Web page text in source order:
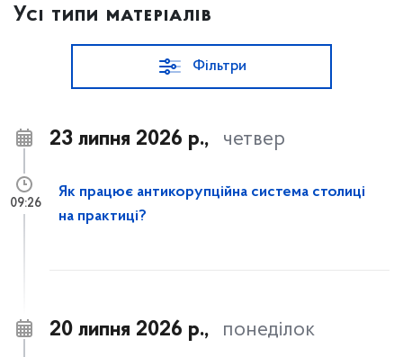
Усі типи матеріалів
Фільтри
23 липня 2026 р., четвер
Як працює антикорупційна система столиці
на практиці?
09:26
20 липня 2026 р., понеділок